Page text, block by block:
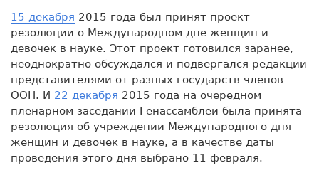
15 декабря 2015 года был принят проект
резолюции о Международном дне женщин и
девочек в науке. Этот проект готовился заранее,
неоднократно обсуждался и подвергался редакции
представителями от разных государств-членов
ООН. И 22 декабря 2015 года на очередном
пленарном заседании Генассамблеи была принята
резолюция об учреждении Международного дня
женщин и девочек в науке, а в качестве даты
проведения этого дня выбрано 11 февраля.